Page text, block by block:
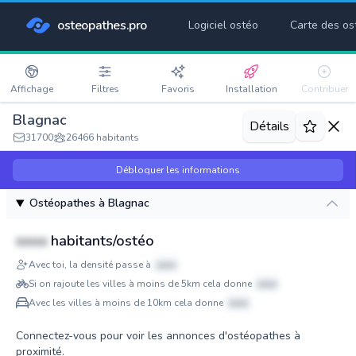
osteopathes.pro Logiciel ostéo Carte des
Affichage Filtres Favoris Installation Contribuer
Blagnac
31700 26466 habitants
Détails
Débloquer les informations
Ostéopathes à Blagnac
xxxx habitants/ostéo
Avec toi, la densité passe à
xxxx
Si on rajoute les villes à moins de 5km cela donne
xxxx
Avec les villes à moins de 10km cela donne
xxxx
Connectez-vous pour voir les annonces d'ostéopathes à
proximité.